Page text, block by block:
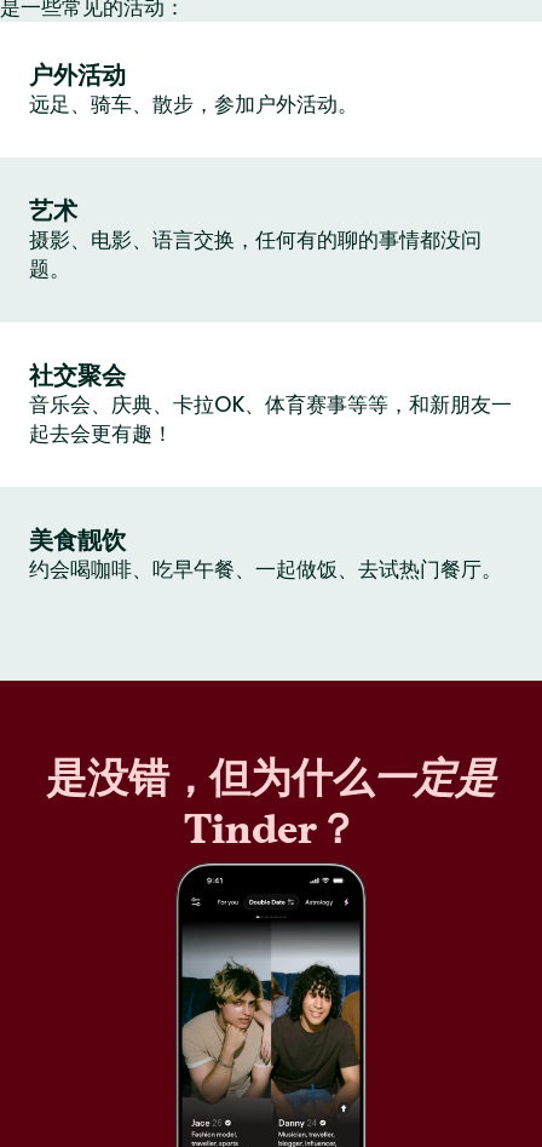
是一些常见的活动：
户外活动
远足、骑车、散步，参加户外活动。
艺术
摄影、电影、语言交换，任何有的聊的事情都没问
题。
社交聚会
音乐会、庆典、卡拉OK、体育赛事等等，和新朋友一
起去会更有趣！
美食靓饮
约会喝咖啡、吃早午餐、一起做饭、去试热门餐厅。
是没错，但为什么一定是
Tinder？